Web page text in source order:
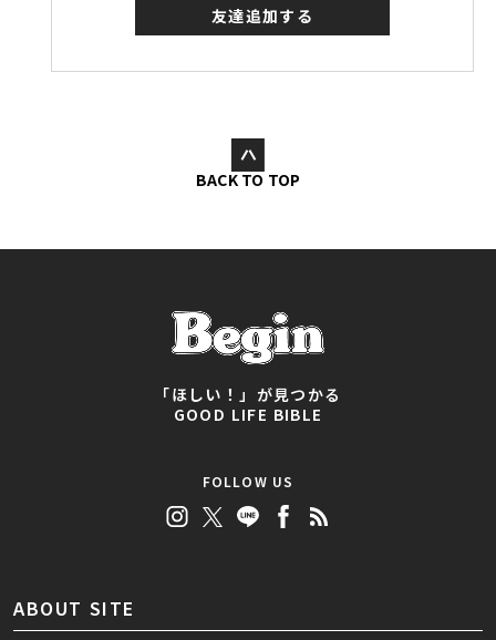
友達追加する
BACK TO TOP
「ほしい！」が見つかる
GOOD LIFE BIBLE
FOLLOW US
ABOUT SITE